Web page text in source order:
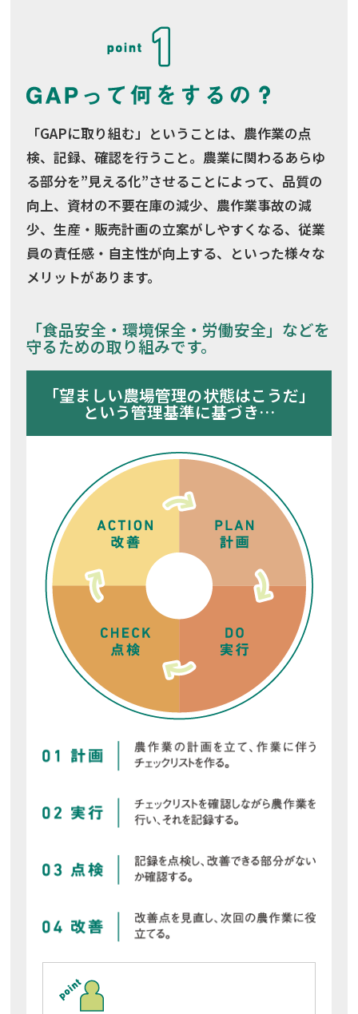
「GAPに取り組む」ということは、農作業の点
検、記録、確認を行うこと。農業に関わるあらゆ
る部分を”見える化”させることによって、品質の
向上、資材の不要在庫の減少、農作業事故の減
少、生産・販売計画の立案がしやすくなる、従業
員の責任感・自主性が向上する、といった様々な
メリットがあります。
「食品安全・環境保全・労働安全」などを
守るための取り組みです。
「望ましい農場管理の状態はこうだ」
という管理基準に基づき…